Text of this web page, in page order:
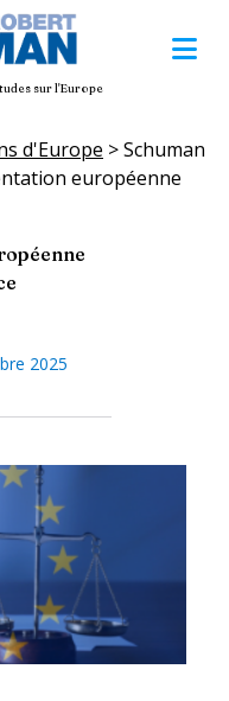
sur l'Europe
d'Europe >Schuman
européenne
2025